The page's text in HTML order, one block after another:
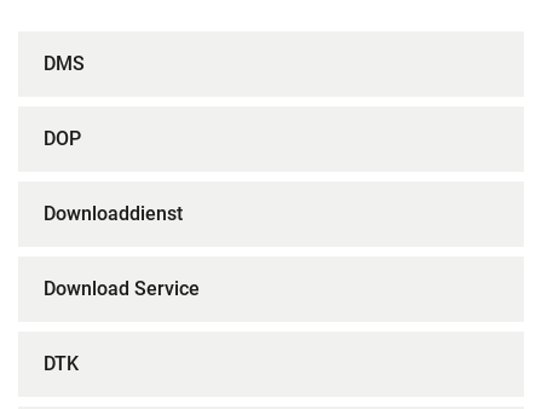
DMS
DOP
Downloaddienst
Download Service
DTK